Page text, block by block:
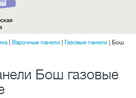
| Варочные панели Газовые панели
Бош
Бош газовые